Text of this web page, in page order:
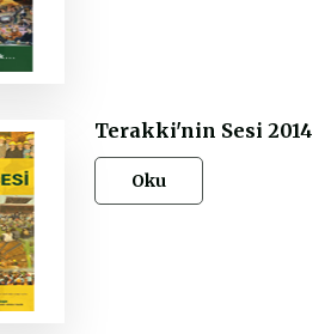
Terakki'nin Sesi 2014
Oku